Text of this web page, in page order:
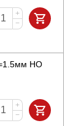
+
−
НО
+
−